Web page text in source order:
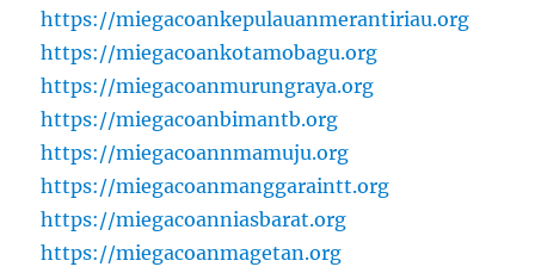
https://miegacoankepulauanmerantiriau.org
https://miegacoankotamobagu.org
https://miegacoanmurungraya.org
https://miegacoanbimantb.org
https://miegacoannmamuju.org
https://miegacoanmanggaraintt.org
https://miegacoanniasbarat.org
https://miegacoanmagetan.org